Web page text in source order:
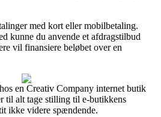
med kort eller mobilbetaling.
kunne du anvende et afdragstilbud
vil finansiere beløbet over en
en Creativ Company internet butik
til alt tage stilling til e-butikkens
ikke videre spændende.